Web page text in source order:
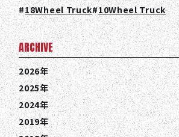
18Wheel Truck 10Wheel Truck
ARCHIVE
2026年
2025年
2024年
2019年